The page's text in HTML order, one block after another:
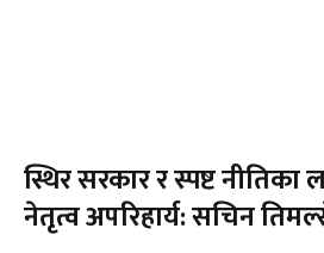
स्थिर सरकार र स्पष्ट नीतिका
नेतृत्व अपरिहार्य: सचिन